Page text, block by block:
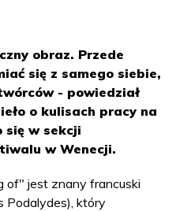
obraz. Przede
się z samego siebie,
- powiedział
o kulisach pracy na
się w sekcji
w Wenecji.
of" jest znany francuski
Podalydes), który